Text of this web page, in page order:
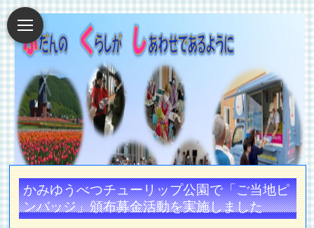
かみゆうべつチューリップ公園で「ご当地ピ
ンバッジ」頒布募金活動を実施しました